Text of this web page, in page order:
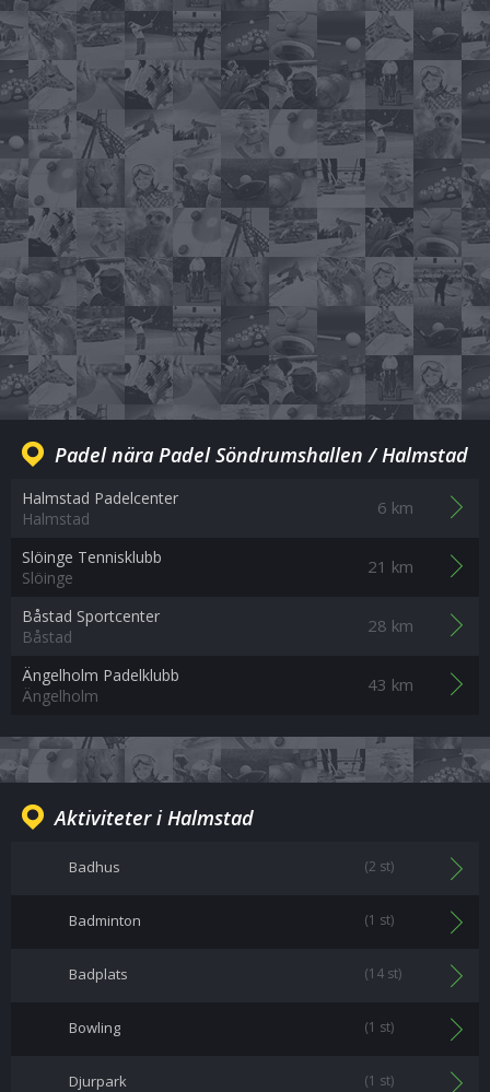
Padel nära Padel Söndrumshallen / Halmstad
Halmstad Padelcenter
Halmstad
6 km
Slöinge Tennisklubb
Slöinge
21 km
Båstad Sportcenter
Båstad
28 km
Ängelholm Padelklubb
Ängelholm
43 km
Aktiviteter i Halmstad
Badhus (2 st)
Badminton (1 st)
Badplats (14 st)
Bowling (1 st)
Djurpark (1 st)